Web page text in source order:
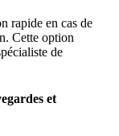
rapide en cas de
Cette option
de
et